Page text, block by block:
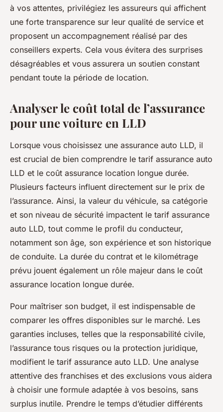
à vos attentes, privilégiez les assureurs qui affichent
une forte transparence sur leur qualité de service et
proposent un accompagnement réalisé par des
conseillers experts. Cela vous évitera des surprises
désagréables et vous assurera un soutien constant
pendant toute la période de location.
Analyser le coût total de l’assurance
pour une voiture en LLD
Lorsque vous choisissez une assurance auto LLD, il
est crucial de bien comprendre le tarif assurance auto
LLD et le coût assurance location longue durée.
Plusieurs facteurs influent directement sur le prix de
l’assurance. Ainsi, la valeur du véhicule, sa catégorie
et son niveau de sécurité impactent le tarif assurance
auto LLD, tout comme le profil du conducteur,
notamment son âge, son expérience et son historique
de conduite. La durée du contrat et le kilométrage
prévu jouent également un rôle majeur dans le coût
assurance location longue durée.
Pour maîtriser son budget, il est indispensable de
comparer les offres disponibles sur le marché. Les
garanties incluses, telles que la responsabilité civile,
l’assurance tous risques ou la protection juridique,
modifient le tarif assurance auto LLD. Une analyse
attentive des franchises et des exclusions vous aidera
à choisir une formule adaptée à vos besoins, sans
surplus inutile. Prendre le temps d’étudier différents